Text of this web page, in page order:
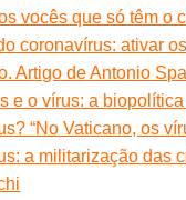
vocês que só têm o
coronavírus: ativar
Artigo de Antonio
e o vírus: a
“No Vaticano, os
a militarização das